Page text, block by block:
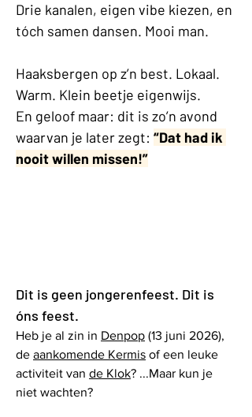
Drie kanalen, eigen vibe kiezen, en
tóch samen dansen. Mooi man.
Haaksbergen op z’n best. Lokaal.
Warm. Klein beetje eigenwijs.
En geloof maar: dit is zo’n avond
waarvan je later zegt: “Dat had ik
nooit willen missen!”
Dit is geen jongerenfeest. Dit is
óns feest.
Heb je al zin in Denpop (13 juni 2026),
de aankomende Kermis of een leuke
activiteit van de Klok? ...Maar kun je
niet wachten?